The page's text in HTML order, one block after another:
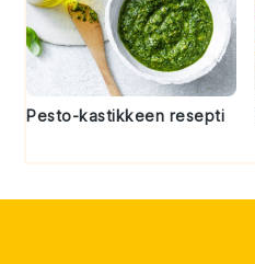
Pesto-kastikkeen resepti